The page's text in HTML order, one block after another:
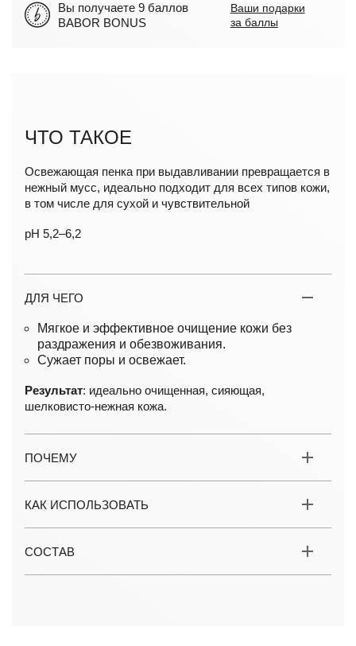
Вы получаете 9 баллов
BABOR BONUS
Ваши подарки
за баллы
ЧТО ТАКОЕ
Освежающая пенка при выдавливании превращается в
нежный мусс, идеально подходит для всех типов кожи,
в том числе для сухой и чувствительной
pH 5,2–6,2
ДЛЯ ЧЕГО
Мягкое и эффективное очищение кожи без
раздражения и обезвоживания.
Сужает поры и освежает.
Результат: идеально очищенная, сияющая,
шелковисто-нежная кожа.
ПОЧЕМУ
КАК ИСПОЛЬЗОВАТЬ
СОСТАВ